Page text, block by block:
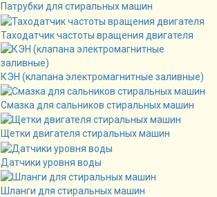
Патрубки для стиральных машин
Таходатчик частоты вращения двигателя
КЭН (клапана электромагнитные заливные)
Смазка для сальников стиральных машин
Щетки двигателя стиральных машин
Датчики уровня воды
Шланги для стиральных машин